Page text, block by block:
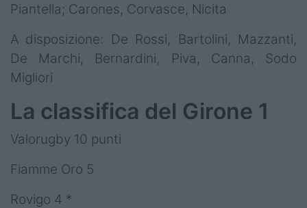
Piantella; Carones, Corvasce, Nicita
A disposizione: De Rossi, Bartolini, Mazzanti,
De Marchi, Bernardini, Piva, Canna, Sodo
Migliori
La classifica del Girone 1
Valorugby 10 punti
Fiamme Oro 5
Rovigo 4 *